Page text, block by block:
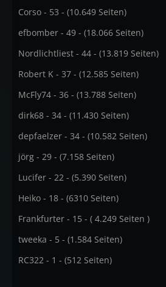
Corso - 53 - (10.649 Seiten)
efbomber - 49 - (18.066 Seiten)
Nordlichtliest - 44 - (13.819 Seiten)
Robert K - 37 - (12.585 Seiten)
McFly74 - 36 - (13.788 Seiten)
dirk68 - 34 - (11.430 Seiten)
depfaelzer - 34 - (10.582 Seiten)
jörg - 29 - (7.158 Seiten)
Lucifer - 22 - (5.390 Seiten)
Heiko - 18 - (6310 Seiten)
Frankfurter - 15 - ( 4.249 Seiten )
tweeka - 5 - (1.584 Seiten)
RC322 - 1 - (512 Seiten)